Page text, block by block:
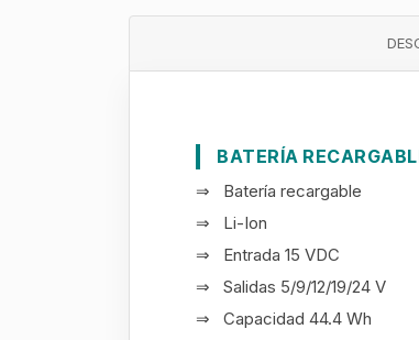
BATERÍA
⇒ Batería recargable
⇒ Li-Ion
⇒ Entrada 15 VDC
⇒ Salidas 5/9/12/19/24 V
⇒ Capacidad 44.4 Wh